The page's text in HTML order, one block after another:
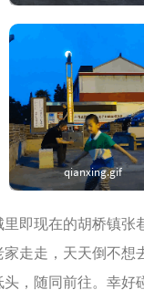
qianxing.gif
即现在的胡桥镇
走走，天天倒不
，随同前往。幸